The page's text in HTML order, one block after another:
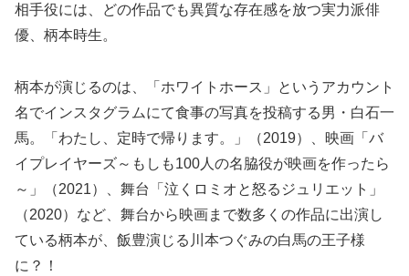
相手役には、どの作品でも異質な存在感を放つ実力派俳
優、柄本時生。
柄本が演じるのは、「ホワイトホース」というアカウント
名でインスタグラムにて食事の写真を投稿する男・白石一
馬。「わたし、定時で帰ります。」（2019）、映画「バ
イプレイヤーズ～もしも100人の名脇役が映画を作ったら
～」（2021）、舞台「泣くロミオと怒るジュリエット」
（2020）など、舞台から映画まで数多くの作品に出演し
ている柄本が、飯豊演じる川本つぐみの白馬の王子様
に？！